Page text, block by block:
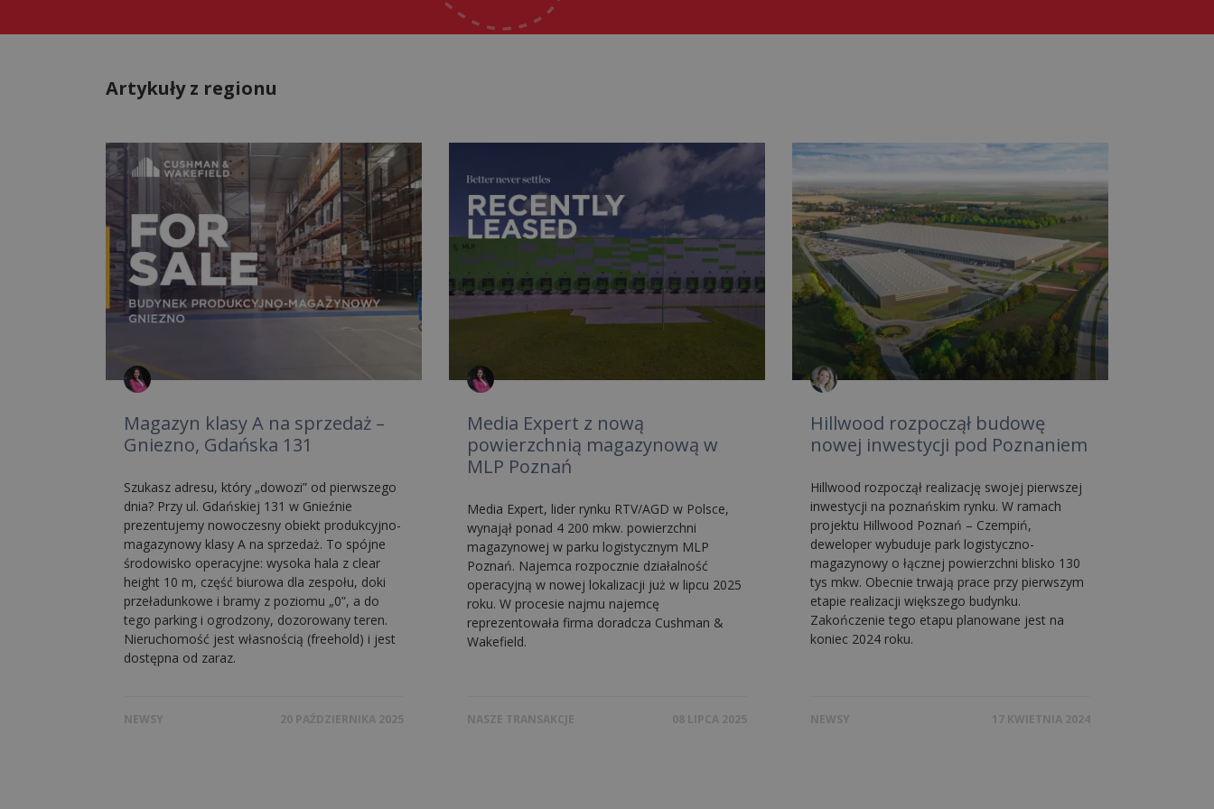
Artykuły z regionu
Magazyn klasy A na sprzedaż –
Gniezno, Gdańska 131
Szukasz adresu, który „dowozi” od pierwszego
dnia? Przy ul. Gdańskiej 131 w Gnieźnie
prezentujemy nowoczesny obiekt produkcyjno-
magazynowy klasy A na sprzedaż. To spójne
środowisko operacyjne: wysoka hala z clear
height 10 m, część biurowa dla zespołu, doki
przeładunkowe i bramy z poziomu „0”, a do
tego parking i ogrodzony, dozorowany teren.
Nieruchomość jest własnością (freehold) i jest
dostępna od zaraz.
NEWSY 20 PAŹDZIERNIKA 2025
Media Expert z nową
powierzchnią magazynową w
MLP Poznań
Media Expert, lider rynku RTV/AGD w Polsce,
wynajął ponad 4 200 mkw. powierzchni
magazynowej w parku logistycznym MLP
Poznań. Najemca rozpocznie działalność
operacyjną w nowej lokalizacji już w lipcu 2025
roku. W procesie najmu najemcę
reprezentowała firma doradcza Cushman &
Wakefield.
NASZE TRANSAKCJE 08 LIPCA 2025
Hillwood rozpoczął budowę
nowej inwestycji pod Poznaniem
Hillwood rozpoczął realizację swojej pierwszej
inwestycji na poznańskim rynku. W ramach
projektu Hillwood Poznań – Czempiń,
deweloper wybuduje park logistyczno-
magazynowy o łącznej powierzchni blisko 130
tys mkw. Obecnie trwają prace przy pierwszym
etapie realizacji większego budynku.
Zakończenie tego etapu planowane jest na
koniec 2024 roku.
NEWSY 17 KWIETNIA 2024